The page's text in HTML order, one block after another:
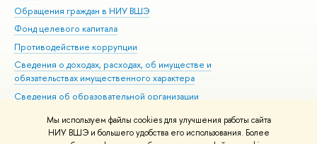
Мы используем файлы cookies для улучшения работы сайта
НИУ ВШЭ и большего удобства его использования. Более
Обращения граждан в НИУ ВШЭ
Фонд целевого капитала
Противодействие коррупции
Сведения о доходах, расходах, об имуществе и
обязательствах имущественного характера
Сведения об образовательной организации
Людям с ограниченными возможностями здоровья
Единая платежная страница